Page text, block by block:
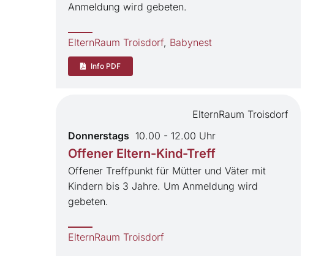
Anmeldung wird gebeten.
ElternRaum Troisdorf, Babynest
Info PDF
ElternRaum Troisdorf
Donnerstags 10.00 - 12.00 Uhr
Offener Eltern-Kind-Treff
Offener Treffpunkt für Mütter und Väter mit
Kindern bis 3 Jahre. Um Anmeldung wird
gebeten.
ElternRaum Troisdorf